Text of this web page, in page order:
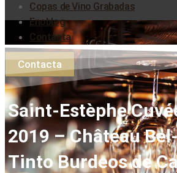
Copas de Vino Grabadas
Enoblog
Contacta
Contacta
Saint-Estèphe
2019 – Château
Tinto Burdeos de